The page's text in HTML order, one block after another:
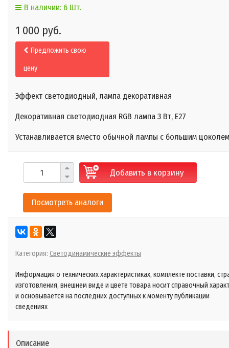
В наличии: 6 Шт.
1 000 руб.
Предложить свою
цену
Эффект светодиодный, лампа декоративная
Декоративная светодиодная RGB лампа 3 Вт, E27
Устанавливается вместо обычной лампы с большим
Добавить в корзину
Посмотреть аналоги
Категория: Светодинамические эффекты
Информация о технических характеристиках, комплекте поставки,
изготовления, внешнем виде и цвете товара носит справочный
и основывается на последних доступных к моменту публикации
сведениях
Описание